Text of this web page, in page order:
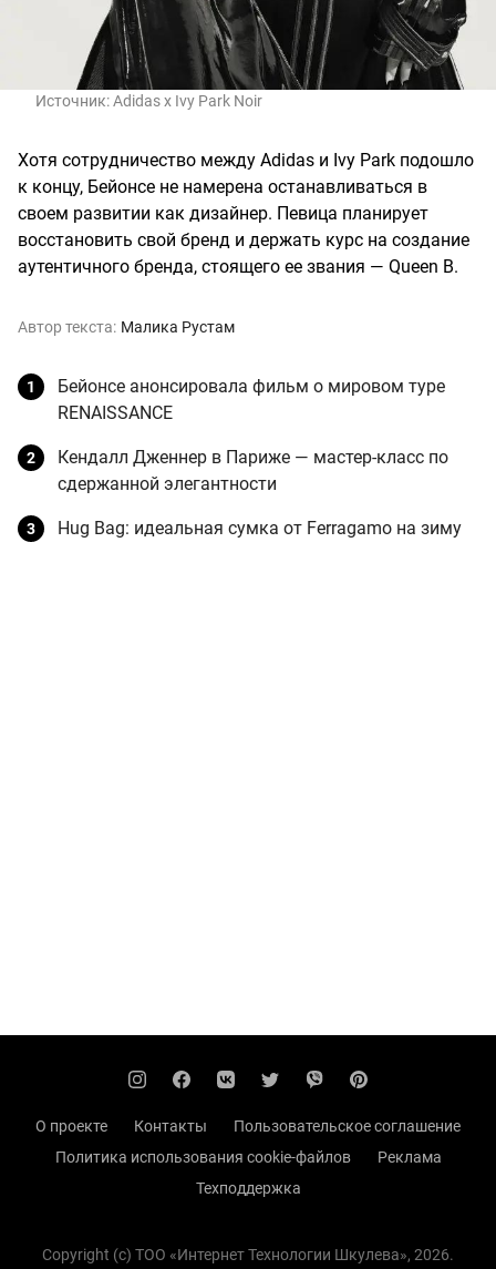
Источник:Adidas x Ivy Park Noir
Хотя сотрудничество между Adidas и Ivy Park подошло
к концу, Бейонсе не намерена останавливаться в
своем развитии как дизайнер. Певица планирует
восстановить свой бренд и держать курс на создание
аутентичного бренда, стоящего ее звания — Queen B.
Автор текста: Малика Рустам
Бейонсе анонсировала фильм о мировом туре
RENAISSANCE
Кендалл Дженнер в Париже — мастер-класс по
сдержанной элегантности
Hug Bag: идеальная сумка от Ferragamo на зиму
О проекте Контакты
Пользовательское соглашение
Политика использования cookie-файлов
Реклама
Техподдержка
Copyright (с) TOO «Интернет Технологии Шкулева», 2026.